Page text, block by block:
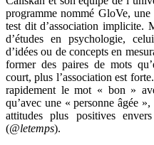
programme nommé GloVe,
test dit d’association implicite.
d’études en psychologie,
d’idées ou de concepts en
former des paires de mots
court, plus l’association est
rapidement le mot « bon »
qu’avec une « personne âgée
attitudes plus positives
(@letemps).